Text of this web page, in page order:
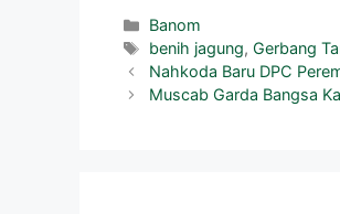
Banom
benih jagung,Gerbang
Nahkoda Baru DPC
Muscab Garda Bangsa